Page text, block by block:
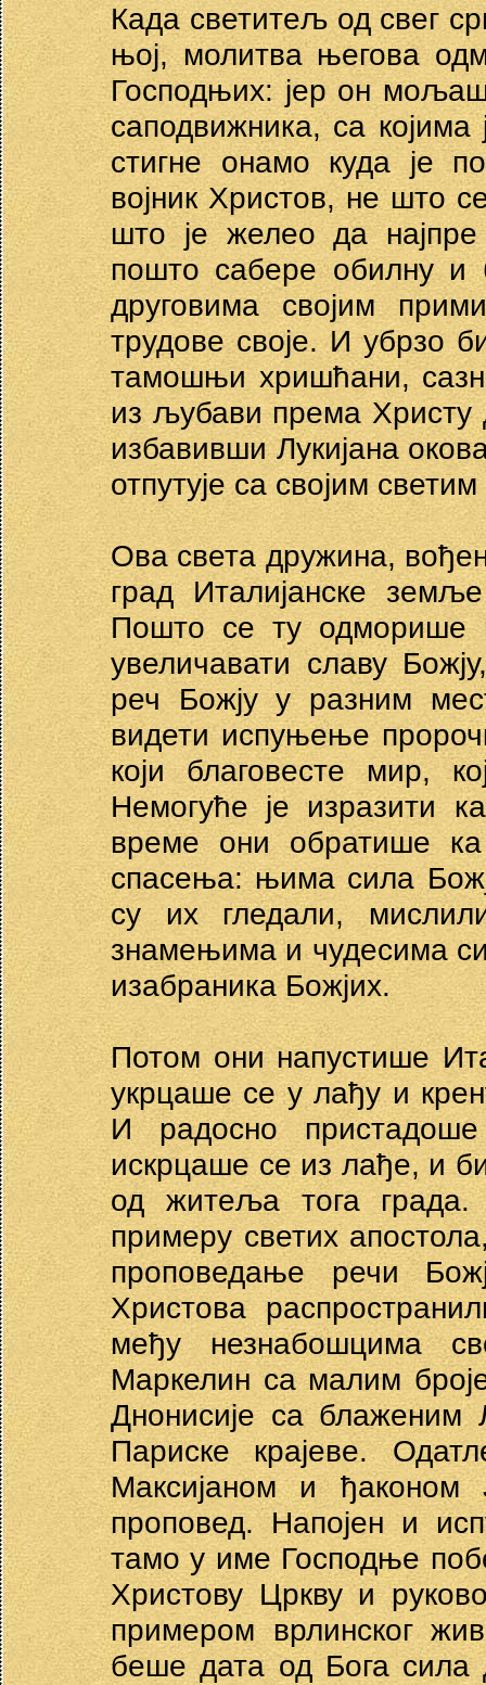
Када светитељ од свег
њој, молитва његова
Господњих: јер он
саподвижника, са
стигне онамо куда је
војник Христов, не што
што је желео да
пошто сабере обилну и
друговима својим
трудове своје. И убрзо
тамошњи хришћани,
из љубави према Христу
избавивши Лукијана
отпутује са својим
Ова света дружина,
град Италијанске
Пошто се ту одморише
увеличавати славу
реч Божју у разним
видети испуњење
који благовесте мир,
Немогуће је изразити
време они обратише ка
спасења: њима сила
су их гледали,
знамењима и чудесима
изабраника Божјих.
Потом они напустише
укрцаше се у лађу и
И радосно
искрцаше се из лађе, и
од житеља тога
примеру светих
проповедање речи
Христова
међу незнабошцима
Маркелин са малим
Днонисије са
Париске крајеве.
Максијаном и ђаконом
проповед. Напојен и
тамо у име Господње
Христову Цркву и
примером врлинског
беше дата од Бога